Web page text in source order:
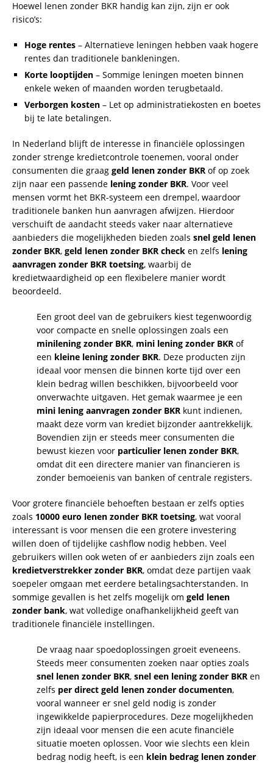
Hoewel lenen zonder BKR handig kan zijn, zijn er ook
risico’s:
Hoge rentes – Alternatieve leningen hebben vaak hogere
rentes dan traditionele bankleningen.
Korte looptijden – Sommige leningen moeten binnen
enkele weken of maanden worden terugbetaald.
Verborgen kosten – Let op administratiekosten en boetes
bij te late betalingen.
In Nederland blijft de interesse in financiële oplossingen
zonder strenge kredietcontrole toenemen, vooral onder
consumenten die graag geld lenen zonder BKR of op zoek
zijn naar een passende lening zonder BKR. Voor veel
mensen vormt het BKR-systeem een drempel, waardoor
traditionele banken hun aanvragen afwijzen. Hierdoor
verschuift de aandacht steeds vaker naar alternatieve
aanbieders die mogelijkheden bieden zoals snel geld lenen
zonder BKR, geld lenen zonder BKR check en zelfs lening
aanvragen zonder BKR toetsing, waarbij de
kredietwaardigheid op een flexibelere manier wordt
beoordeeld.
Een groot deel van de gebruikers kiest tegenwoordig
voor compacte en snelle oplossingen zoals een
minilening zonder BKR, mini lening zonder BKR of
een kleine lening zonder BKR. Deze producten zijn
ideaal voor mensen die binnen korte tijd over een
klein bedrag willen beschikken, bijvoorbeeld voor
onverwachte uitgaven. Het gemak waarmee je een
mini lening aanvragen zonder BKR kunt indienen,
maakt deze vorm van krediet bijzonder aantrekkelijk.
Bovendien zijn er steeds meer consumenten die
bewust kiezen voor particulier lenen zonder BKR,
omdat dit een directere manier van financieren is
zonder bemoeienis van banken of centrale registers.
Voor grotere financiële behoeften bestaan er zelfs opties
zoals 10000 euro lenen zonder BKR toetsing, wat vooral
interessant is voor mensen die een grotere investering
willen doen of tijdelijke cashflow nodig hebben. Veel
gebruikers willen ook weten of er aanbieders zijn zoals een
kredietverstrekker zonder BKR, omdat deze partijen vaak
soepeler omgaan met eerdere betalingsachterstanden. In
sommige gevallen is het zelfs mogelijk om geld lenen
zonder bank, wat volledige onafhankelijkheid geeft van
traditionele financiële instellingen.
De vraag naar spoedoplossingen groeit eveneens.
Steeds meer consumenten zoeken naar opties zoals
snel lenen zonder BKR, snel een lening zonder BKR en
zelfs per direct geld lenen zonder documenten,
vooral wanneer er snel geld nodig is zonder
ingewikkelde papierprocedures. Deze mogelijkheden
zijn ideaal voor mensen die een acute financiële
situatie moeten oplossen. Voor wie slechts een klein
bedrag nodig heeft, is een klein bedrag lenen zonder